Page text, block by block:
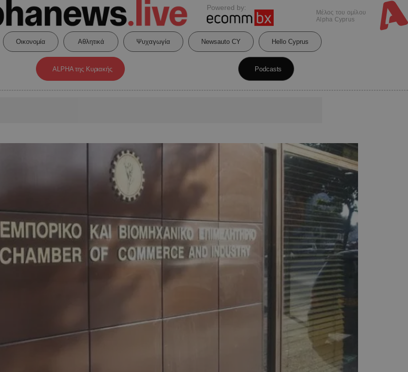
Powered by:
Μέλος του ομίλου
Alpha Cyprus
Οικονομία Αθλητικά Ψυχαγωγία Newsauto CY Hello Cyprus
ALPHA της Κυριακής Podcasts